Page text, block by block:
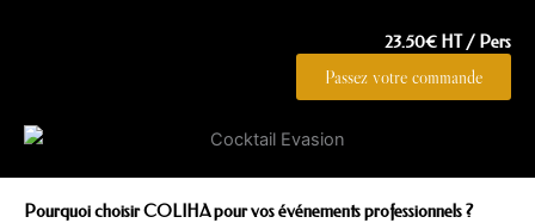
23.50€ HT / Pers
Passez votre commande
Pourquoi choisir COLIHA pour vos événements professionnels ?